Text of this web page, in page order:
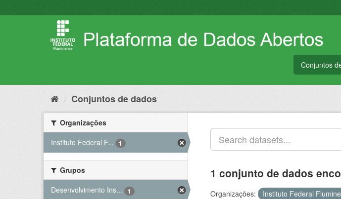
para
Conjuntos
Conjuntos de dados
Organizações
Instituto Federal F...
1
Grupos
Desenvolvimento Ins...
1
1 conjunto de dados
Organizações: Instituto Federal